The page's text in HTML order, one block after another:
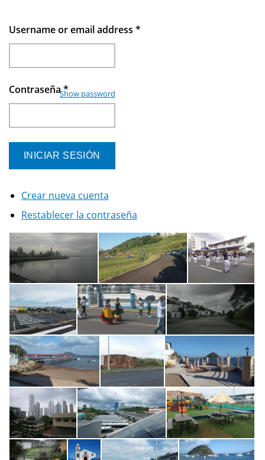
Username or email address *
Contraseña*
Show password
Crear nueva cuenta
Restablecer la contraseña